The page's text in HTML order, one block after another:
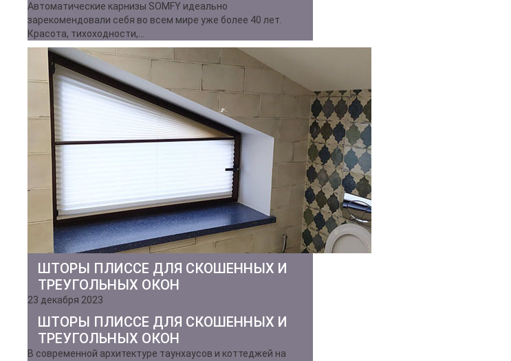
Автоматические карнизы SOMFY идеально
зарекомендовали себя во всем мире уже более 40 лет.
Красота, тихоходности,…
ШТОРЫ ПЛИССЕ ДЛЯ СКОШЕННЫХ И
ТРЕУГОЛЬНЫХ ОКОН
23 декабря 2023
ШТОРЫ ПЛИССЕ ДЛЯ СКОШЕННЫХ И
ТРЕУГОЛЬНЫХ ОКОН
В современной архитектуре таунхаусов и коттеджей на